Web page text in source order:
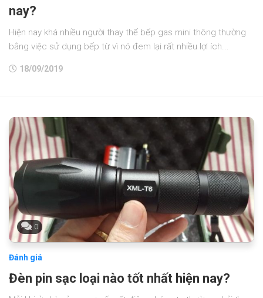
nay?
Hiện nay khá nhiều người thay thế bếp gas mini thông thường
bằng việc sử dụng bếp từ vì nó đem lại rất nhiều lợi ích...
18/09/2019
0
Đánh giá
Đèn pin sạc loại nào tốt nhất hiện nay?